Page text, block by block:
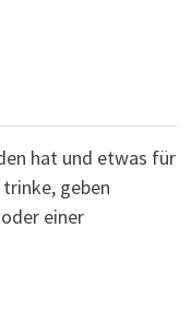
hat und etwas für
geben
einer